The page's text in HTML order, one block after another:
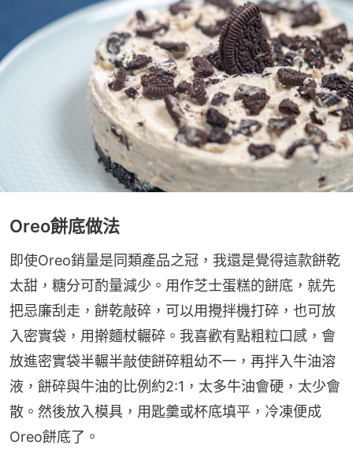
Oreo餅底做法
即使Oreo銷量是同類產品之冠，我還是覺得這款餅乾
太甜，糖分可酌量減少。用作芝士蛋糕的餅底，就先
把忌廉刮走，餅乾敲碎，可以用攪拌機打碎，也可放
入密實袋，用擀麵杖輾碎。我喜歡有點粗粒口感，會
放進密實袋半輾半敲使餅碎粗幼不一，再拌入牛油溶
液，餅碎與牛油的比例約2:1，太多牛油會硬，太少會
散。然後放入模具，用匙羹或杯底填平，冷凍便成
Oreo餅底了。